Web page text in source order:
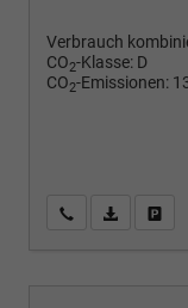
Verbrauch
CO2-Klasse: D
CO2-Emissionen:
Wir rufen Sie an
PDF-